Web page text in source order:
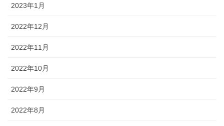
2023年1月
2022年12月
2022年11月
2022年10月
2022年9月
2022年8月